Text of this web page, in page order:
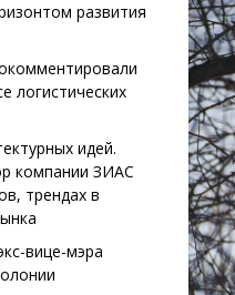
развития
логистических
идей.
компании ЗИАС
трендах в
вице-мэра